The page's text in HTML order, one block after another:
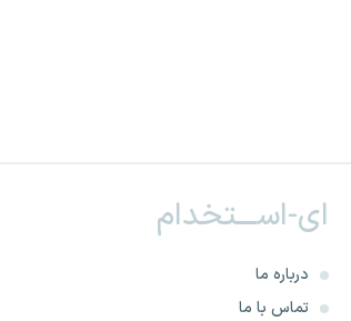
ای-اســـتخدام
درباره ما
تماس با ما